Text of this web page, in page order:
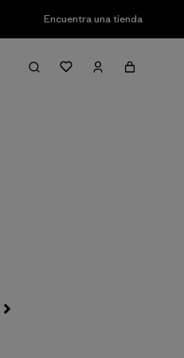
Encuentra una tienda
Filter & Sort
Calcetines y Ropa